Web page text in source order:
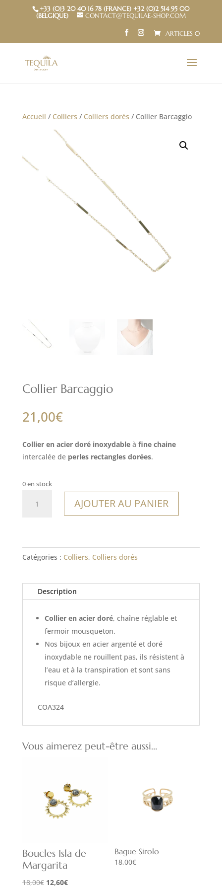
+33 (0)3 20 40 16 78 (FRANCE) +32 (0)2 514 95 00
(BELGIQUE)
CONTACT@TEQUILAE-SHOP.COM
ARTICLES 0
Accueil / Colliers / Colliers dorés / Collier Barcaggio
Collier Barcaggio
21,00€
Collier en acier doré inoxydableà fine chaine
intercalée de perles rectangles dorées.
0 en stock
AJOUTER AU PANIER
Catégories : Colliers, Colliers dorés
Description
Collier en acier doré, chaîne réglable et
fermoir mousqueton.
Nos bijoux en acier argenté et doré
inoxydable ne rouillent pas, ils résistent à
l’eau et à la transpiration et sont sans
risque d’allergie.
COA324
Vous aimerez peut-être aussi…
Boucles Isla de
Margarita
18,00€ Le
12,60€Le
Bague Sirolo
18,00€